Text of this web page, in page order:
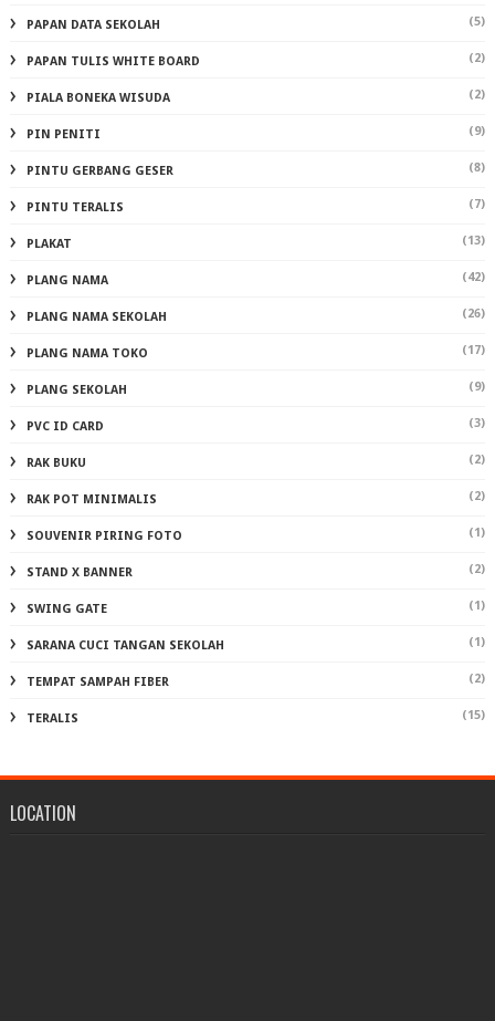
PAPAN DATA SEKOLAH (5)
PAPAN TULIS WHITE BOARD (2)
PIALA BONEKA WISUDA (2)
PIN PENITI (9)
PINTU GERBANG GESER (8)
PINTU TERALIS (7)
PLAKAT (13)
PLANG NAMA (42)
PLANG NAMA SEKOLAH (26)
PLANG NAMA TOKO (17)
PLANG SEKOLAH (9)
PVC ID CARD (3)
RAK BUKU (2)
RAK POT MINIMALIS (2)
SOUVENIR PIRING FOTO (1)
STAND X BANNER (2)
SWING GATE (1)
SARANA CUCI TANGAN SEKOLAH (1)
TEMPAT SAMPAH FIBER (2)
TERALIS (15)
LOCATION